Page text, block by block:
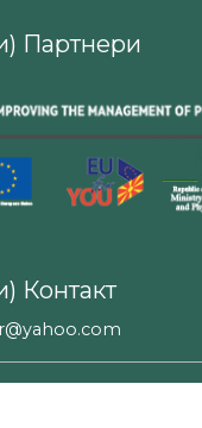
Партнери
Контакт